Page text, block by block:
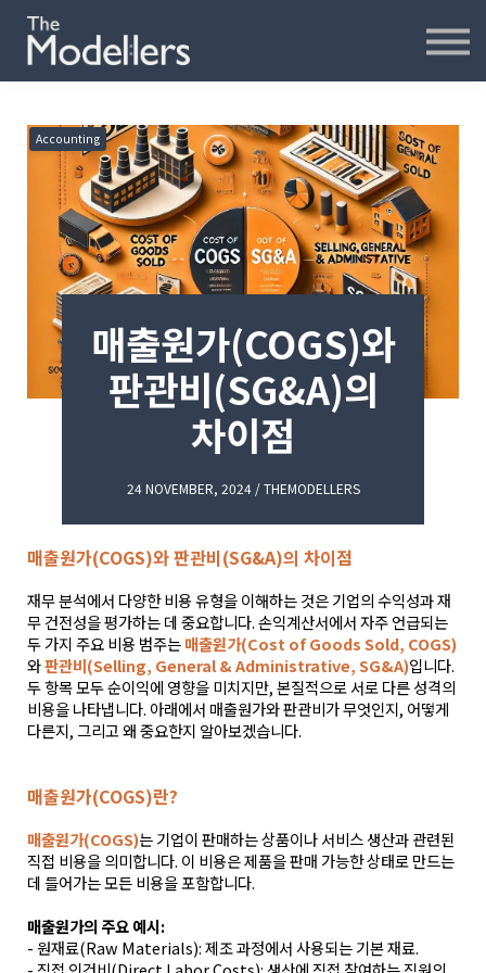
파워포인트
오프라인
연습모델
문의하기
내강의실
Accounting
매출원가(COGS)와
판관비(SG&A)의
차이점
24 NOVEMBER, 2024 / THEMODELLERS
매출원가(COGS)와 판관비(SG&A)의 차이점
재무 분석에서 다양한 비용 유형을 이해하는 것은 기업의 수익성과 재
무 건전성을 평가하는 데 중요합니다. 손익계산서에서 자주 언급되는
두 가지 주요 비용 범주는매출원가(Cost of Goods Sold, COGS)
와판관비(Selling, General & Administrative, SG&A)입니다.
두 항목 모두 순이익에 영향을 미치지만, 본질적으로 서로 다른 성격의
비용을 나타냅니다. 아래에서 매출원가와 판관비가 무엇인지, 어떻게
다른지, 그리고 왜 중요한지 알아보겠습니다.
매출원가(COGS)란?
매출원가(COGS)는 기업이 판매하는 상품이나 서비스 생산과 관련된
직접 비용을 의미합니다. 이 비용은 제품을 판매 가능한 상태로 만드는
데 들어가는 모든 비용을 포함합니다.
매출원가의 주요 예시:
- 원재료(Raw Materials): 제조 과정에서 사용되는 기본 재료.